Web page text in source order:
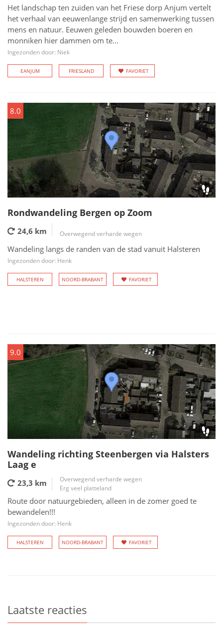
Het landschap ten zuiden van het Friese dorp Anjum vertelt
het verhaal van eeuwenlange strijd en samenwerking tussen
mens en natuur. Eeuwen geleden bouwden boeren en
monniken hier dammen om te...
Ingezonden door: Niek
EANJUM FRIESLAND FAVORIET
8.0
Rondwandeling Bergen op Zoom
24,6 km Overwegend verharde wegen
Wandeling langs de randen van de stad vanuit Halsteren
Ingezonden door: Henk
HALSTEREN NOORD-BRABANT FAVORIET
9.0
Wandeling richting Steenbergen via Halsters
Laag e
23,3 km
Overwegend verharde wegen
Erg veel platteland
Route door natuurgebieden, alleen in de zomer goed te
bewandelen!!!
Ingezonden door: Henk
HALSTEREN NOORD-BRABANT FAVORIET
Laatste reacties